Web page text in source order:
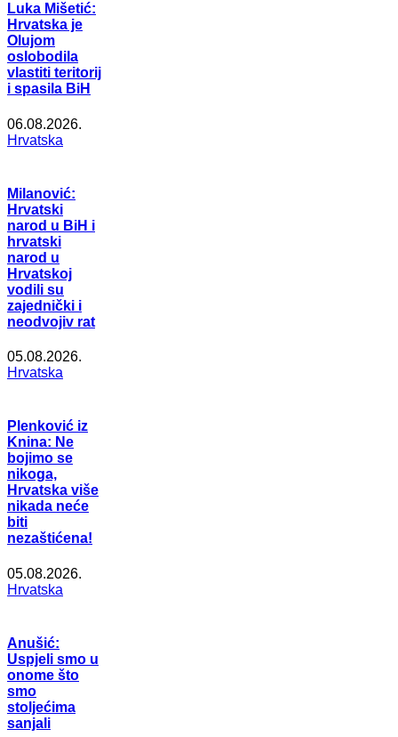
Luka Mišetić:
Hrvatska je
Olujom
oslobodila
vlastiti teritorij
i spasila BiH
06.08.2026.
Hrvatska
Milanović:
Hrvatski
narod u BiH i
hrvatski
narod u
Hrvatskoj
vodili su
zajednički i
neodvojiv rat
05.08.2026.
Hrvatska
Plenković iz
Knina: Ne
bojimo se
nikoga,
Hrvatska više
nikada neće
biti
nezaštićena!
05.08.2026.
Hrvatska
Anušić:
Uspjeli smo u
onome što
smo
stoljećima
sanjali